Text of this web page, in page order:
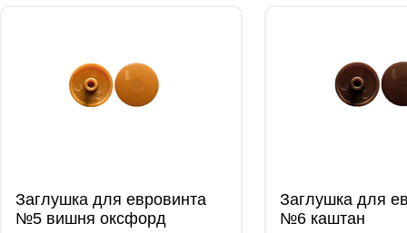
Заглушка для евровинта
№5 вишня оксфорд
Заглушка для
№6 каштан